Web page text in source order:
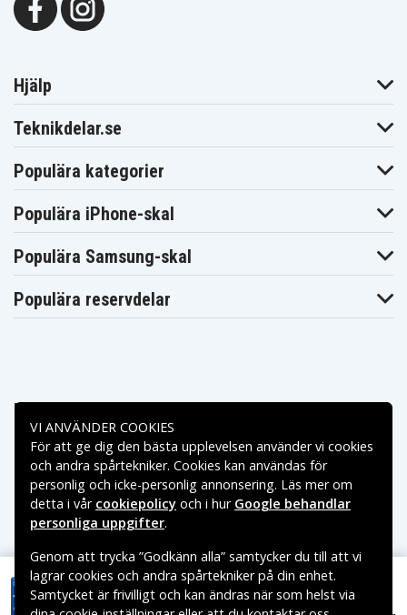
Hjälp
Teknikdelar.se
Populära kategorier
Populära iPhone-skal
Populära Samsung-skal
Populära reservdelar
Betalningsalternativ
Leveransalternativ
VI ANVÄNDER COOKIES
För att ge dig den bästa upplevelsen använder vi cookies
och andra spårtekniker. Cookies kan användas för
personlig och icke-personlig annonsering. Läs mer om
detta i vår cookiepolicy och i hur Google behandlar
personliga uppgifter.
Genom att trycka ”Godkänn alla” samtycker du till att vi
lagrar cookies och andra spårtekniker på din enhet.
Samtycket är frivilligt och kan ändras när som helst via